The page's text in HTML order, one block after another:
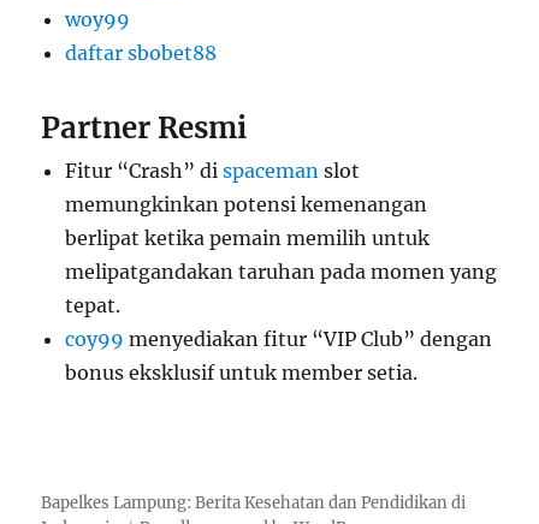
woy99
daftar sbobet88
Partner Resmi
Fitur “Crash” dispaceman slot
memungkinkan potensi kemenangan
berlipat ketika pemain memilih untuk
melipatgandakan taruhan pada momen yang
tepat.
coy99 menyediakan fitur “VIP Club” dengan
bonus eksklusif untuk member setia.
Bapelkes Lampung: Berita Kesehatan dan Pendidikan di